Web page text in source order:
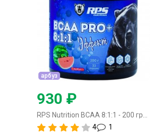
арбуз
930 ₽
RPS Nutrition BCAA 8:1:1 - 200 грамм арбуз
4
1